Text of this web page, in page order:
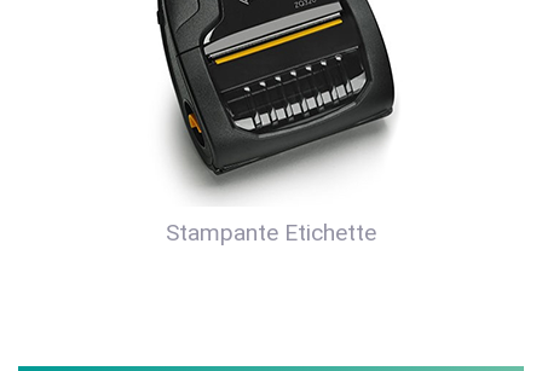
Stampante Etichette